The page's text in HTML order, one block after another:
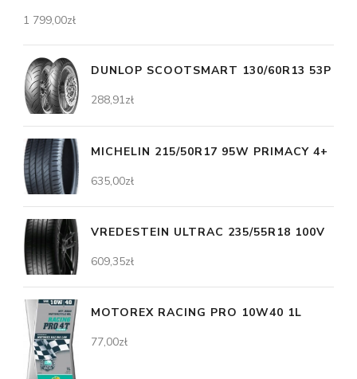
1 799,00zł
DUNLOP SCOOTSMART 130/60R13 53P
288,91zł
MICHELIN 215/50R17 95W PRIMACY 4+
635,00zł
VREDESTEIN ULTRAC 235/55R18 100V
609,35zł
MOTOREX RACING PRO 10W40 1L
77,00zł